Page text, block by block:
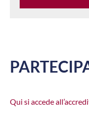
Qui si accede